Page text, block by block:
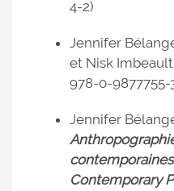
4-2)
Jennifer
et Nisk
978-0-9877755-
Jennifer
Contemporary